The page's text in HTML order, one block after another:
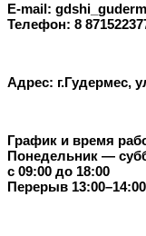
E-mail:
Телефон: 8
Адрес: г.Гудермес,
График и время
Понедельник —
с 09:00 до 18:00
Перерыв 13:00–14:00